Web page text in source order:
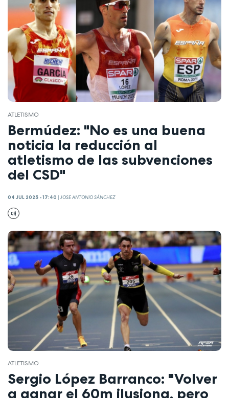
ATLETISMO
Bermúdez: "No es una buena
noticia la reducción al
atletismo de las subvenciones
del CSD"
04 JUL 2025 - 17:40 |JOSE ANTONIO SÁNCHEZ
ATLETISMO
Sergio López Barranco: "Volver
a ganar el 60m ilusiona, pero